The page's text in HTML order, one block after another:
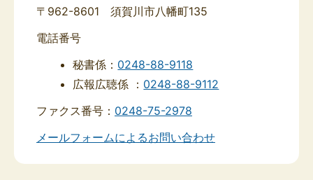
〒962-8601 須賀川市八幡町135
電話番号
秘書係： 0248-88-9118
広報広聴係 ： 0248-88-9112
ファクス番号： 0248-75-2978
メールフォームによるお問い合わせ